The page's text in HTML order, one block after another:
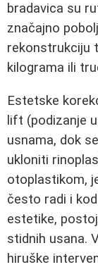
bradavica su
značajno
rekonstrukciju
kilograma ili
Estetske
lift (podizanje
usnama, dok
ukloniti
otoplastikom,
često radi i
estetike,
stidnih usana.
hiruške